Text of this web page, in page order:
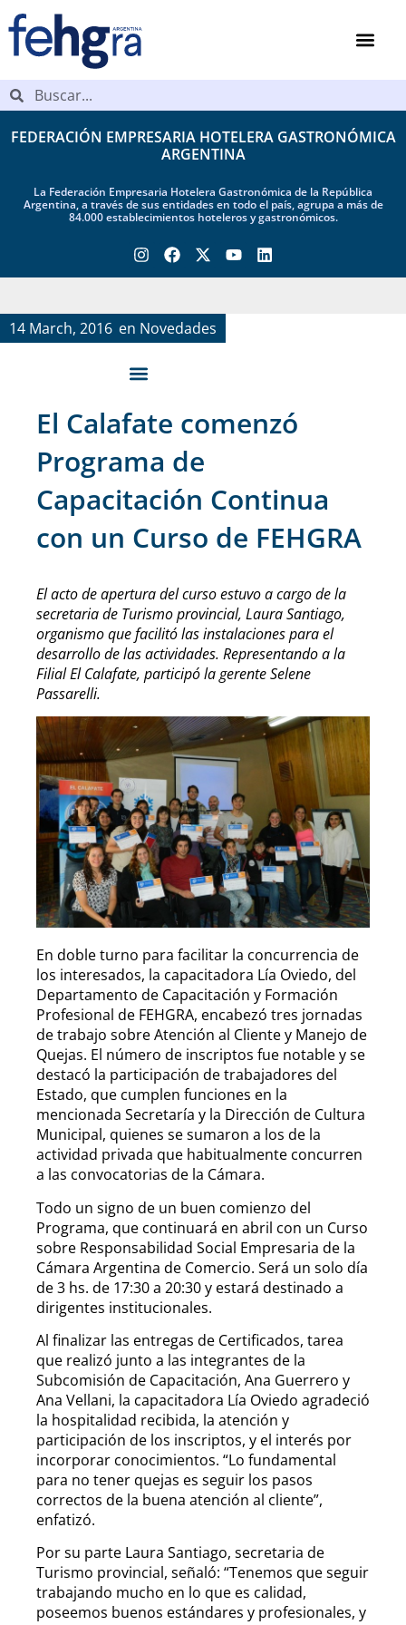
FEDERACIÓN EMPRESARIA HOTELERA GASTRONÓMICA
ARGENTINA
La Federación Empresaria Hotelera Gastronómica de la República
Argentina, a través de sus entidades en todo el país, agrupa a más de
84.000 establecimientos hoteleros y gastronómicos.
14 March, 2016 en Novedades
El Calafate comenzó
Programa de
Capacitación Continua
con un Curso de FEHGRA
El acto de apertura del curso estuvo a cargo de la
secretaria de Turismo provincial, Laura Santiago,
organismo que facilitó las instalaciones para el
desarrollo de las actividades. Representando a la
Filial El Calafate, participó la gerente Selene
Passarelli.
En doble turno para facilitar la concurrencia de
los interesados, la capacitadora Lía Oviedo, del
Departamento de Capacitación y Formación
Profesional de FEHGRA, encabezó tres jornadas
de trabajo sobre Atención al Cliente y Manejo de
Quejas. El número de inscriptos fue notable y se
destacó la participación de trabajadores del
Estado, que cumplen funciones en la
mencionada Secretaría y la Dirección de Cultura
Municipal, quienes se sumaron a los de la
actividad privada que habitualmente concurren
a las convocatorias de la Cámara.
Todo un signo de un buen comienzo del
Programa, que continuará en abril con un Curso
sobre Responsabilidad Social Empresaria de la
Cámara Argentina de Comercio. Será un solo día
de 3 hs. de 17:30 a 20:30 y estará destinado a
dirigentes institucionales.
Al finalizar las entregas de Certificados, tarea
que realizó junto a las integrantes de la
Subcomisión de Capacitación, Ana Guerrero y
Ana Vellani, la capacitadora Lía Oviedo agradeció
la hospitalidad recibida, la atención y
participación de los inscriptos, y el interés por
incorporar conocimientos. “Lo fundamental
para no tener quejas es seguir los pasos
correctos de la buena atención al cliente”,
enfatizó.
Por su parte Laura Santiago, secretaria de
Turismo provincial, señaló: “Tenemos que seguir
trabajando mucho en lo que es calidad,
poseemos buenos estándares y profesionales, y